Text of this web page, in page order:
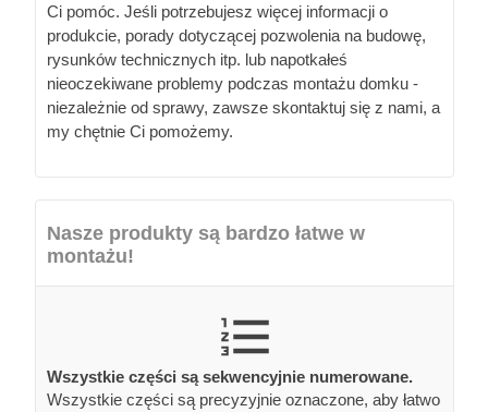
Ci pomóc. Jeśli potrzebujesz więcej informacji o
produkcie, porady dotyczącej pozwolenia na budowę,
rysunków technicznych itp. lub napotkałeś
nieoczekiwane problemy podczas montażu domku -
niezależnie od sprawy, zawsze skontaktuj się z nami, a
my chętnie Ci pomożemy.
Nasze produkty są bardzo łatwe w
montażu!
Wszystkie części są sekwencyjnie numerowane.
Wszystkie części są precyzyjnie oznaczone, aby łatwo